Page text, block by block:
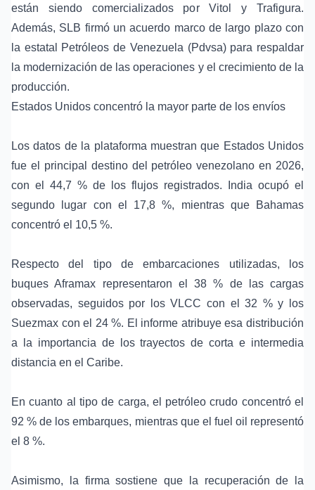
están siendo comercializados porVitol
y Trafigura.
Además, SLB firmó un acuerdo marco de largo plazo con
la estatal Petróleos de Venezuela (Pdvsa) para respaldar
la modernización de las operaciones y el crecimiento de la
producción.
Estados Unidos concentró la mayor parte de los envíos
Los datos de la plataforma muestran que Estados Unidos
fue el principal destino del petróleo venezolano en 2026,
con el 44,7 % de los flujos registrados. India ocupó el
segundo lugar con el 17,8 %, mientras que Bahamas
concentró el 10,5 %.
Respecto del tipo de embarcaciones utilizadas, los
buques Aframax representaron el 38 % de las cargas
observadas, seguidos por los VLCC con el 32 % y los
Suezmax con el 24 %. El informe atribuye esa distribución
a la importancia de los trayectos de corta e intermedia
distancia en el Caribe.
En cuanto al tipo de carga, el petróleo crudo concentró el
92 % de los embarques, mientras que el fuel oil representó
el 8 %.
Asimismo, la firma sostiene que la recuperación de la